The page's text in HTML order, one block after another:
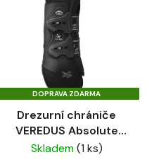
DOPRAVA ZDARMA
Drezurní chrániče
VEREDUS Absolute
elastic přední černé
Skladem(1 ks)